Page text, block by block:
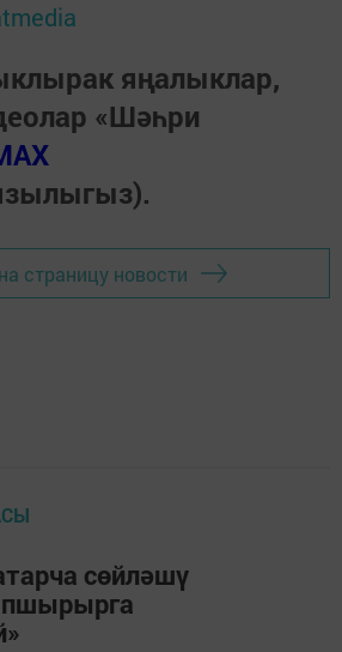
яңалыклар,
«Шәһри
страницу новости
сөйләшү